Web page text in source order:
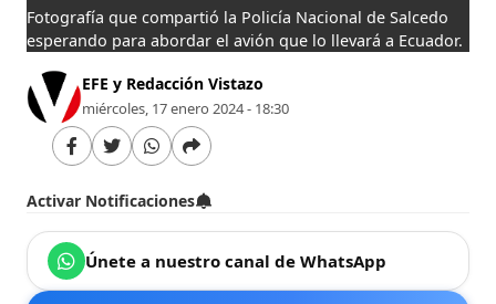
Fotografía que compartió la Policía Nacional de Salcedo
esperando para abordar el avión que lo llevará a Ecuador.
EFE y Redacción Vistazo
miércoles, 17 enero 2024 - 18:30
Activar Notificaciones
Únete a nuestro canal de WhatsApp